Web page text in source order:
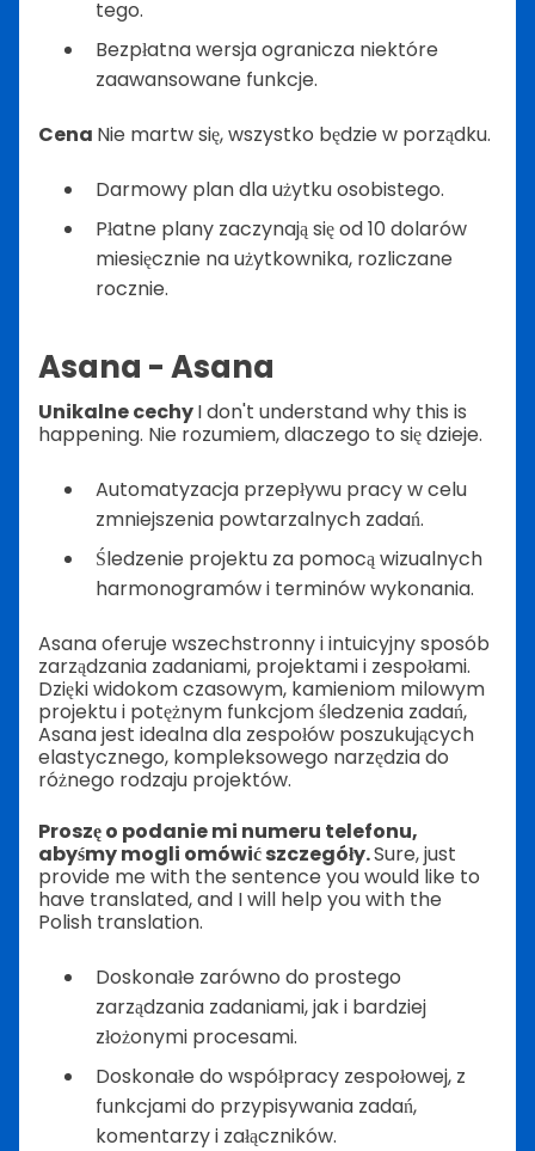
tego.
Bezpłatna wersja ogranicza niektóre
zaawansowane funkcje.
Cena Nie martw się, wszystko będzie w porządku.
Darmowy plan dla użytku osobistego.
Płatne plany zaczynają się od 10 dolarów
miesięcznie na użytkownika, rozliczane
rocznie.
Asana - Asana
Unikalne cechyI don't understand why this is
happening. Nie rozumiem, dlaczego to się dzieje.
Automatyzacja przepływu pracy w celu
zmniejszenia powtarzalnych zadań.
Śledzenie projektu za pomocą wizualnych
harmonogramów i terminów wykonania.
Asana oferuje wszechstronny i intuicyjny sposób
zarządzania zadaniami, projektami i zespołami.
Dzięki widokom czasowym, kamieniom milowym
projektu i potężnym funkcjom śledzenia zadań,
Asana jest idealna dla zespołów poszukujących
elastycznego, kompleksowego narzędzia do
różnego rodzaju projektów.
Proszę o podanie mi numeru telefonu,
abyśmy mogli omówić szczegóły.Sure, just
provide me with the sentence you would like to
have translated, and I will help you with the
Polish translation.
Doskonałe zarówno do prostego
zarządzania zadaniami, jak i bardziej
złożonymi procesami.
Doskonałe do współpracy zespołowej, z
funkcjami do przypisywania zadań,
komentarzy i załączników.